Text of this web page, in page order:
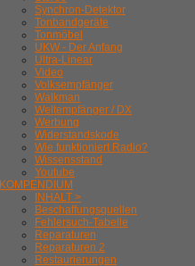
Synchron-Detektor
Tonbandgeräte
Tonmöbel
UKW - Der Anfang
Ultra-Linear
Video
Volksempfänger
Walkman
Weltempfänger / DX
Werbung
Widerstandskode
Wie funktioniert Radio?
Wissensstand
Youtube
KOMPENDIUM
INHALT >
Beschaffungsquellen
Fehlersuch-Tabelle
Reparaturen
Reparaturen 2
Restaurierungen